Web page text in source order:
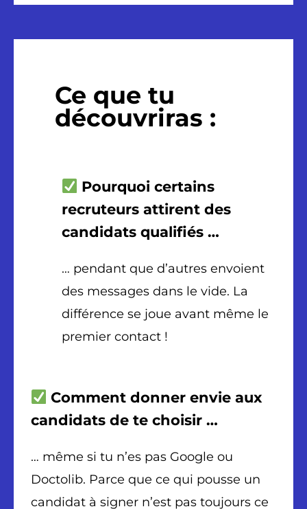
Ce que tu
découvriras :
Pourquoi certains
recruteurs attirent des
candidats qualifiés …
… pendant que d’autres envoient
des messages dans le vide. La
différence se joue avant même le
premier contact !
Comment donner envie aux
candidats de te choisir …
… même si tu n’es pas Google ou
Doctolib. Parce que ce qui pousse un
candidat à signer n’est pas toujours ce